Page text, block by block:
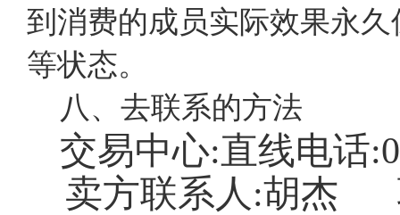
到消费的成员实际效果永
等状态。
八、去联系的方法
交易中心:直线电话
卖方联系人:胡杰